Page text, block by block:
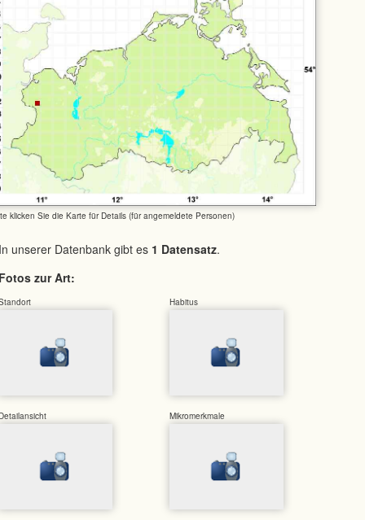
klicken Sie die Karte für Details (für angemeldete Personen)
unserer Datenbank gibt es 1 Datensatz.
zur Art:
Habitus
Mikromerkmale